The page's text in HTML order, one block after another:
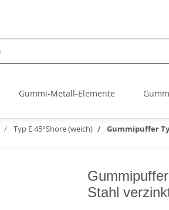
Gummi-Metall-Elemente
Typ E 45°Shore (weich) Gummipuffer
Stahl